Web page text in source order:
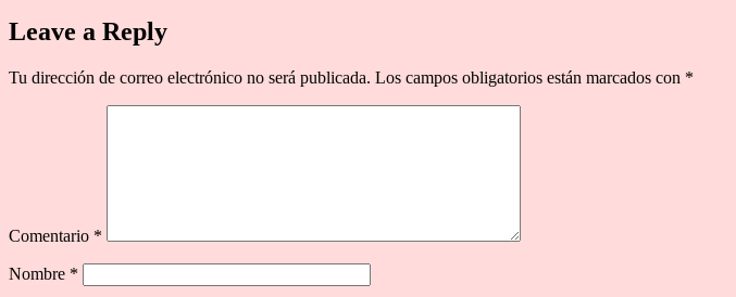
Leave a Reply
Tu dirección de correo electrónico no será publicada. Los campos obligatorios están marcados con *
Comentario *
Nombre *